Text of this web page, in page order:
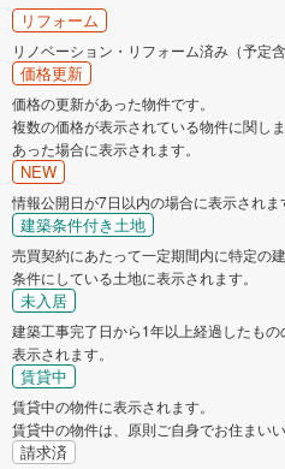
ー
ジ
に
保
存
す
る
リフォーム
リノベーション・リフォーム済み（予定
価格更新
価格の更新があった物件です。
複数の価格が表示されている物件に関し
あった場合に表示されます。
NEW
情報公開日が7日以内の場合に表示されま
建築条件付き土地
売買契約にあたって一定期間内に特定の
条件にしている土地に表示されます。
未入居
建築工事完了日から1年以上経過したも
表示されます。
賃貸中
賃貸中の物件に表示されます。
賃貸中の物件は、原則ご自身でお住まい
請求済